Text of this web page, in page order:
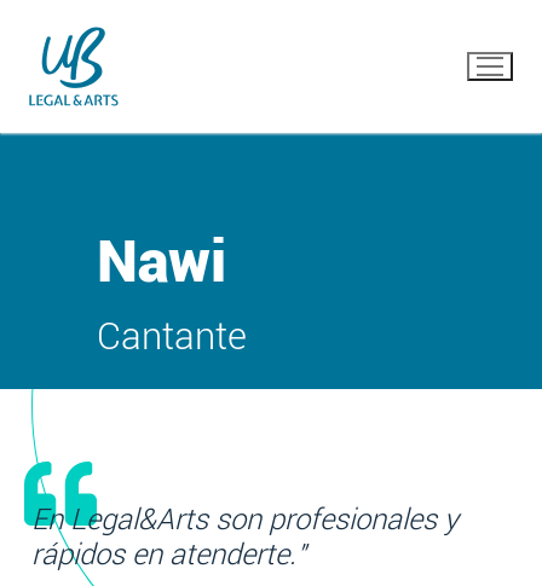
contenido
Nawi
Cantante
En Legal&Arts son profesionales y
rápidos en atenderte."